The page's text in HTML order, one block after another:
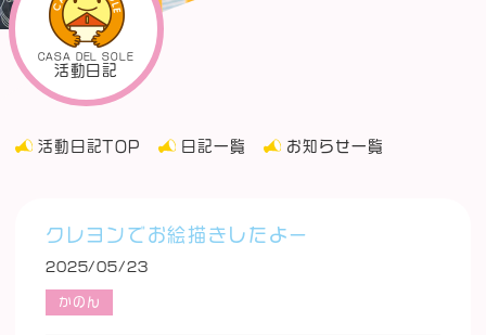
CASA DEL SOLE
活動日記
活動日記TOP 日記一覧 お知らせ一覧
クレヨンでお絵描きしたよー
2025/05/23
かのん